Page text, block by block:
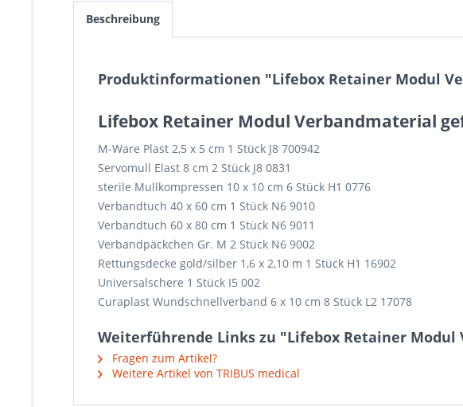
Beschreibung
Produktinformationen "Lifebox Retainer Modul
Lifebox Retainer Modul Verbandmaterial
M-Ware Plast 2,5 x 5 cm 1 Stück J8 700942
Servomull Elast 8 cm 2 Stück J8 0831
sterile Mullkompressen 10 x 10 cm 6 Stück H1 0776
Verbandtuch 40 x 60 cm 1 Stück N6 9010
Verbandtuch 60 x 80 cm 1 Stück N6 9011
Verbandpäckchen Gr. M 2 Stück N6 9002
Rettungsdecke gold/silber 1,6 x 2,10 m 1 Stück H1 16902
Universalschere 1 Stück I5 002
Curaplast Wundschnellverband 6 x 10 cm 8 Stück L2 17078
Weiterführende Links zu "Lifebox Retainer
Fragen zum Artikel?
Weitere Artikel von TRIBUS medical